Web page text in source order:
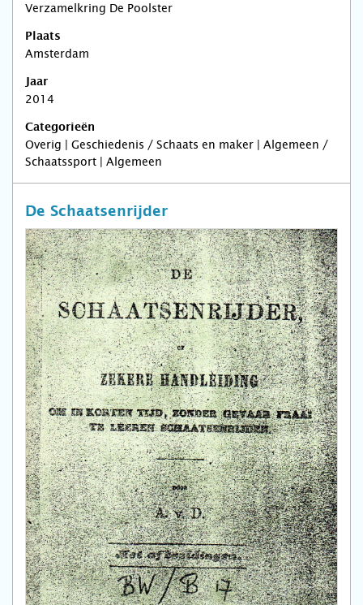
Verzamelkring De Poolster
Plaats
Amsterdam
Jaar
2014
Categorieën
Overig | Geschiedenis / Schaats en maker | Algemeen /
Schaatssport | Algemeen
De Schaatsenrijder